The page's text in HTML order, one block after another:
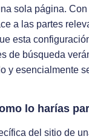
sola página.
a las partes
esta
de búsqueda
y esencialmente
lo harías
del sitio de